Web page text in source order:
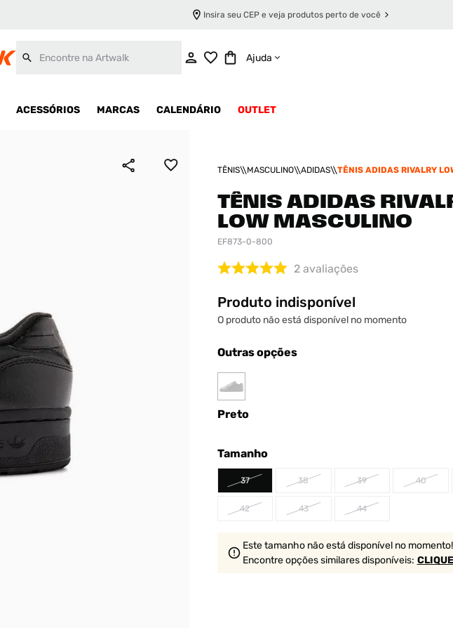
Insira seu CEP e veja produtos perto de você
Ajuda
ACESSÓRIOS MARCAS CALENDÁRIO OUTLET
TÊNIS MASCULINO ADIDAS
TÊNIS ADIDAS RIVALRY
TÊNIS ADIDAS
LOW MASCULINO
EF873-0-800
2 avaliações
Produto indisponível
O produto não está disponível no momento
Outras opções
Preto
Tamanho
37 38 39 40
42 43 44
Este tamanho não está disponível no momento!
Encontre opções similaresdisponíveis: